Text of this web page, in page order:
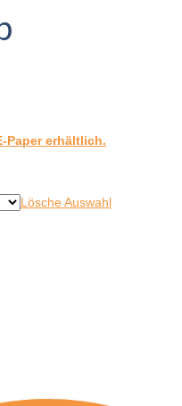
Paper erhältlich.
Lösche Auswahl